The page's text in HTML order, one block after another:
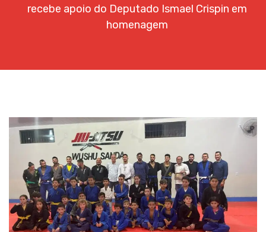
recebe apoio do Deputado Ismael Crispin em
homenagem